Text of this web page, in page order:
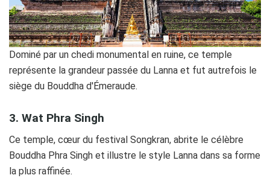
Dominé par un chedi monumental en ruine, ce temple
représente la grandeur passée du Lanna et fut autrefois le
siège du Bouddha d'Émeraude.
3. Wat Phra Singh
Ce temple, cœur du festival Songkran, abrite le célèbre
Bouddha Phra Singh et illustre le style Lanna dans sa forme
la plus raffinée.